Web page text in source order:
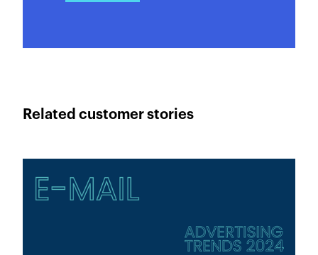
Related customer stories